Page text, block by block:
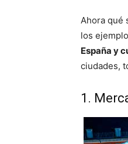
Ahora qué
los
España y
ciudades,
1.